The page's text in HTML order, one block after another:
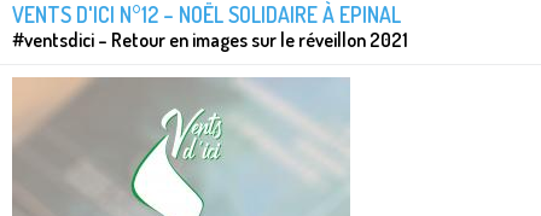
VENTS D'ICI N°12 – NOËL SOLIDAIRE À EPINAL
#ventsdici – Retour en images sur le réveillon 2021